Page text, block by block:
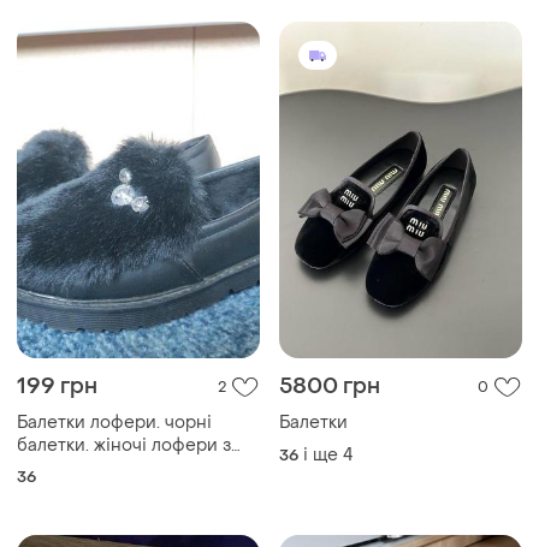
199 грн 2
Балетки лофери. чорні
балетки. жіночі лофери з
хутром
36
5800 грн 0
Балетки
36 і ще 4